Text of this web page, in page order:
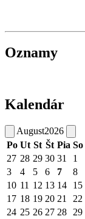
Oznamy
Kalendár
August2026
Po Ut St Št Pia So
27 28 29 30 31 1
3
4 5 6 7 8
10 11 12 13 14 15
17 18 19 20 21 22
24 25 26 27 28 29